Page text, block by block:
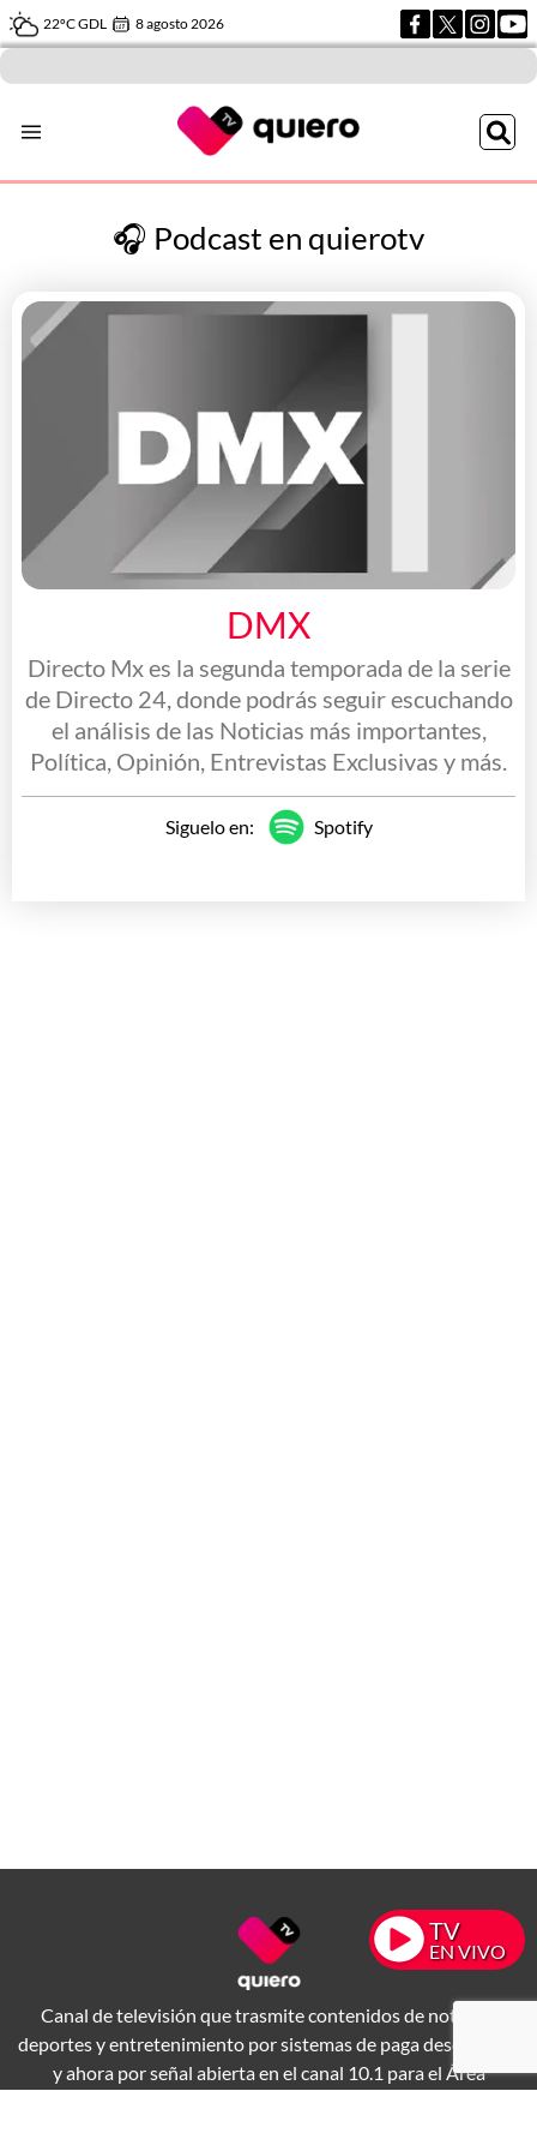
22ºC GDL 8 agosto 2026
TV
EN VIVO
🎧 Podcast en quierotv
DMX
Directo Mx es la segunda temporada de la serie
de Directo 24, donde podrás seguir escuchando
el análisis de las Noticias más importantes,
Política, Opinión, Entrevistas Exclusivas y más.
Siguelo en: Spotify
Canal de televisión que trasmite contenidos de noticias,
deportes y entretenimiento por sistemas de paga desde 1994
y ahora por señal abierta en el canal 10.1 para el Área